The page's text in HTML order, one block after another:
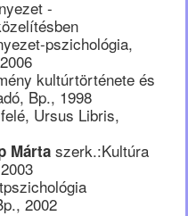
-
pszichológia,
kultúrtörténete és
Bp., 1998
Ursus Libris,
Mártaszerk.:Kultúra
2002